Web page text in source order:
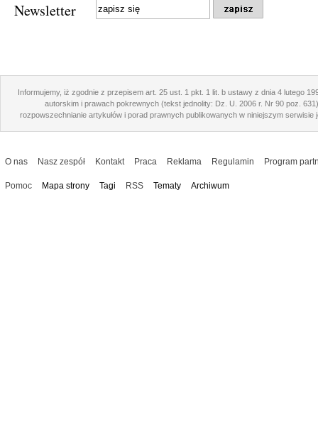
Newsletter
Informujemy, iż zgodnie z przepisem art. 25 ust. 1 pkt. 1 lit. b ustawy z dnia 4 lutego
autorskim i prawach pokrewnych (tekst jednolity: Dz. U. 2006 r. Nr 90 poz.
rozpowszechnianie artykułów i porad prawnych publikowanych w niniejszym serwisie
O nas Nasz zespół Kontakt Praca Reklama Regulamin Program
Pomoc Mapa strony Tagi RSS Tematy Archiwum